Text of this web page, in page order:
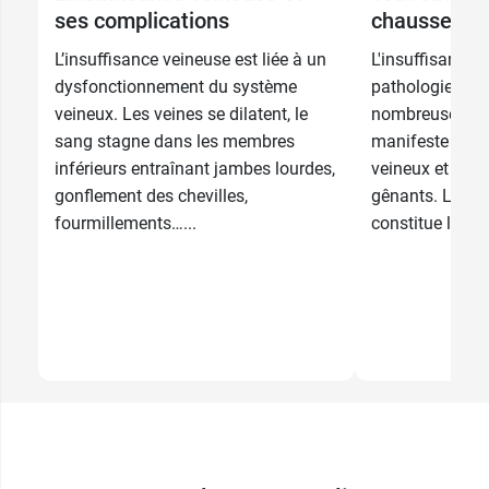
150 ml 11,79 €
9,99 €
1 - Normal -
Beige naturel
9,99 €
2 - Normal -
Beige naturel
9,99 €
9,99 €
ses complications
L’insuffisance veineuse est liée à un
dysfonctionnement du système
veineux. Les veines se dilatent, le
sang stagne dans les membres
inférieurs entraînant jambes lourdes,
gonflement des chevilles,
fourmillements…...
L'insuffisance
pathologie qui
nombreuses
manifeste par
veineux et
gênants. La
constitue l'un...